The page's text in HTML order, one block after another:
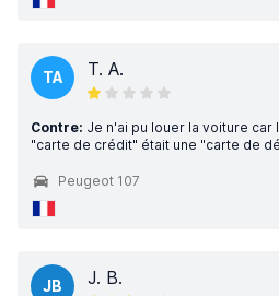
TA T. A.
Contre: Je n'ai pu louer la voiture car
"carte de crédit" était une "carte de
Peugeot 107
JB J. B.